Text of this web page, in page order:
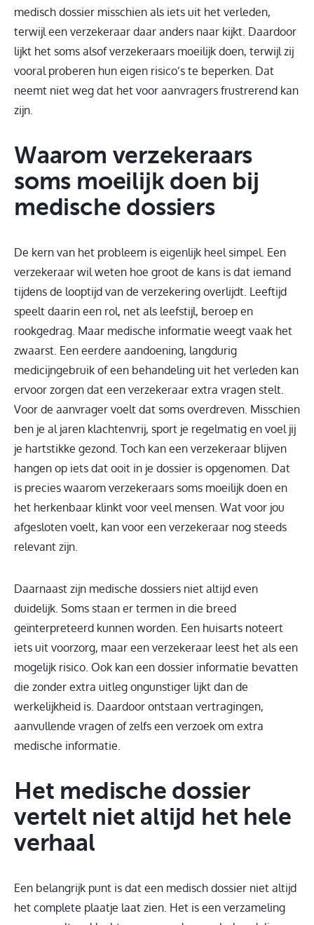
medisch dossier misschien als iets uit het verleden,
terwijl een verzekeraar daar anders naar kijkt. Daardoor
lijkt het soms alsof verzekeraars moeilijk doen, terwijl zij
vooral proberen hun eigen risico’s te beperken. Dat
neemt niet weg dat het voor aanvragers frustrerend kan
zijn.
Waarom verzekeraars
soms moeilijk doen bij
medische dossiers
De kern van het probleem is eigenlijk heel simpel. Een
verzekeraar wil weten hoe groot de kans is dat iemand
tijdens de looptijd van de verzekering overlijdt. Leeftijd
speelt daarin een rol, net als leefstijl, beroep en
rookgedrag. Maar medische informatie weegt vaak het
zwaarst. Een eerdere aandoening, langdurig
medicijngebruik of een behandeling uit het verleden kan
ervoor zorgen dat een verzekeraar extra vragen stelt.
Voor de aanvrager voelt dat soms overdreven. Misschien
ben je al jaren klachtenvrij, sport je regelmatig en voel jij
je hartstikke gezond. Toch kan een verzekeraar blijven
hangen op iets dat ooit in je dossier is opgenomen. Dat
is precies waarom verzekeraars soms moeilijk doen en
het herkenbaar klinkt voor veel mensen. Wat voor jou
afgesloten voelt, kan voor een verzekeraar nog steeds
relevant zijn.
Daarnaast zijn medische dossiers niet altijd even
duidelijk. Soms staan er termen in die breed
geïnterpreteerd kunnen worden. Een huisarts noteert
iets uit voorzorg, maar een verzekeraar leest het als een
mogelijk risico. Ook kan een dossier informatie bevatten
die zonder extra uitleg ongunstiger lijkt dan de
werkelijkheid is. Daardoor ontstaan vertragingen,
aanvullende vragen of zelfs een verzoek om extra
medische informatie.
Het medische dossier
vertelt niet altijd het hele
verhaal
Een belangrijk punt is dat een medisch dossier niet altijd
het complete plaatje laat zien. Het is een verzameling